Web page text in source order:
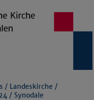
Landeskirche
Synodale